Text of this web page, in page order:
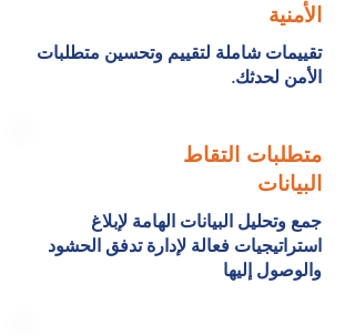
الأمنية
تقييمات شاملة لتقييم وتحسين متطلبات
الأمن لحدثك.
متطلبات التقاط
البيانات
جمع وتحليل البيانات الهامة لإبلاغ
استراتيجيات فعالة لإدارة تدفق الحشود
والوصول إليها